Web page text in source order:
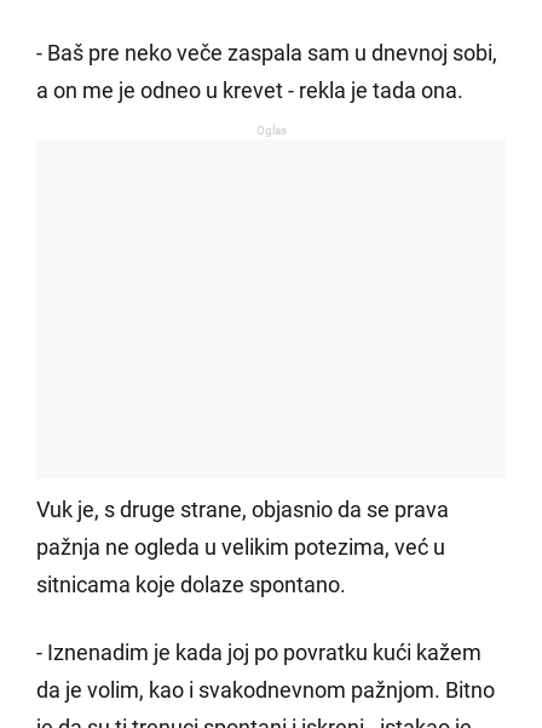
- Baš pre neko veče zaspala sam u dnevnoj sobi,
a on me je odneo u krevet - rekla je tada ona.
Oglas
Vuk je, s druge strane, objasnio da se prava
pažnja ne ogleda u velikim potezima, već u
sitnicama koje dolaze spontano.
- Iznenadim je kada joj po povratku kući kažem
da je volim, kao i svakodnevnom pažnjom. Bitno